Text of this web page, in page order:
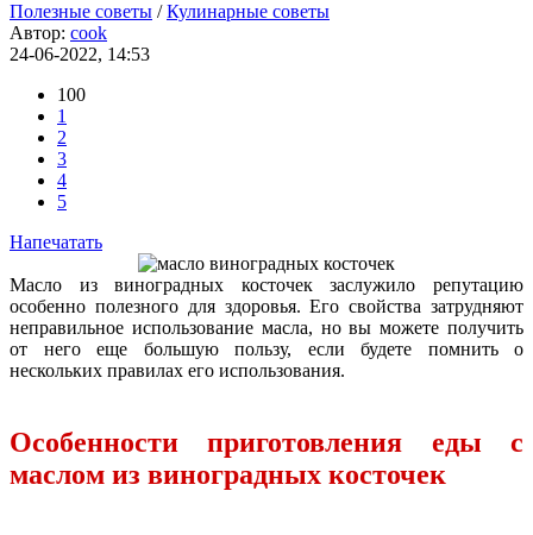
Полезные советы /Кулинарные советы
Автор: cook
24-06-2022, 14:53
100
1
2
3
4
5
Напечатать
Масло из виноградных косточек заслужило репутацию
особенно полезного для здоровья. Его свойства затрудняют
неправильное использование масла, но вы можете получить
от него еще большую пользу, если будете помнить о
нескольких правилах его использования.
Особенности приготовления еды с
маслом из виноградных косточек